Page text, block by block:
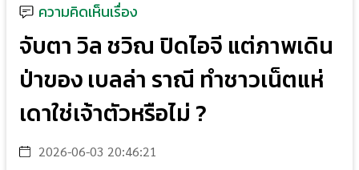
ความคิดเห็นเรื่อง
จับตา วิล ชวิณ ปิดไอจี แต่ภาพเดิน
ป่าของ เบลล่า ราณี ทำชาวเน็ตแห่
เดาใช่เจ้าตัวหรือไม่ ?
2026-06-03 20:46:21